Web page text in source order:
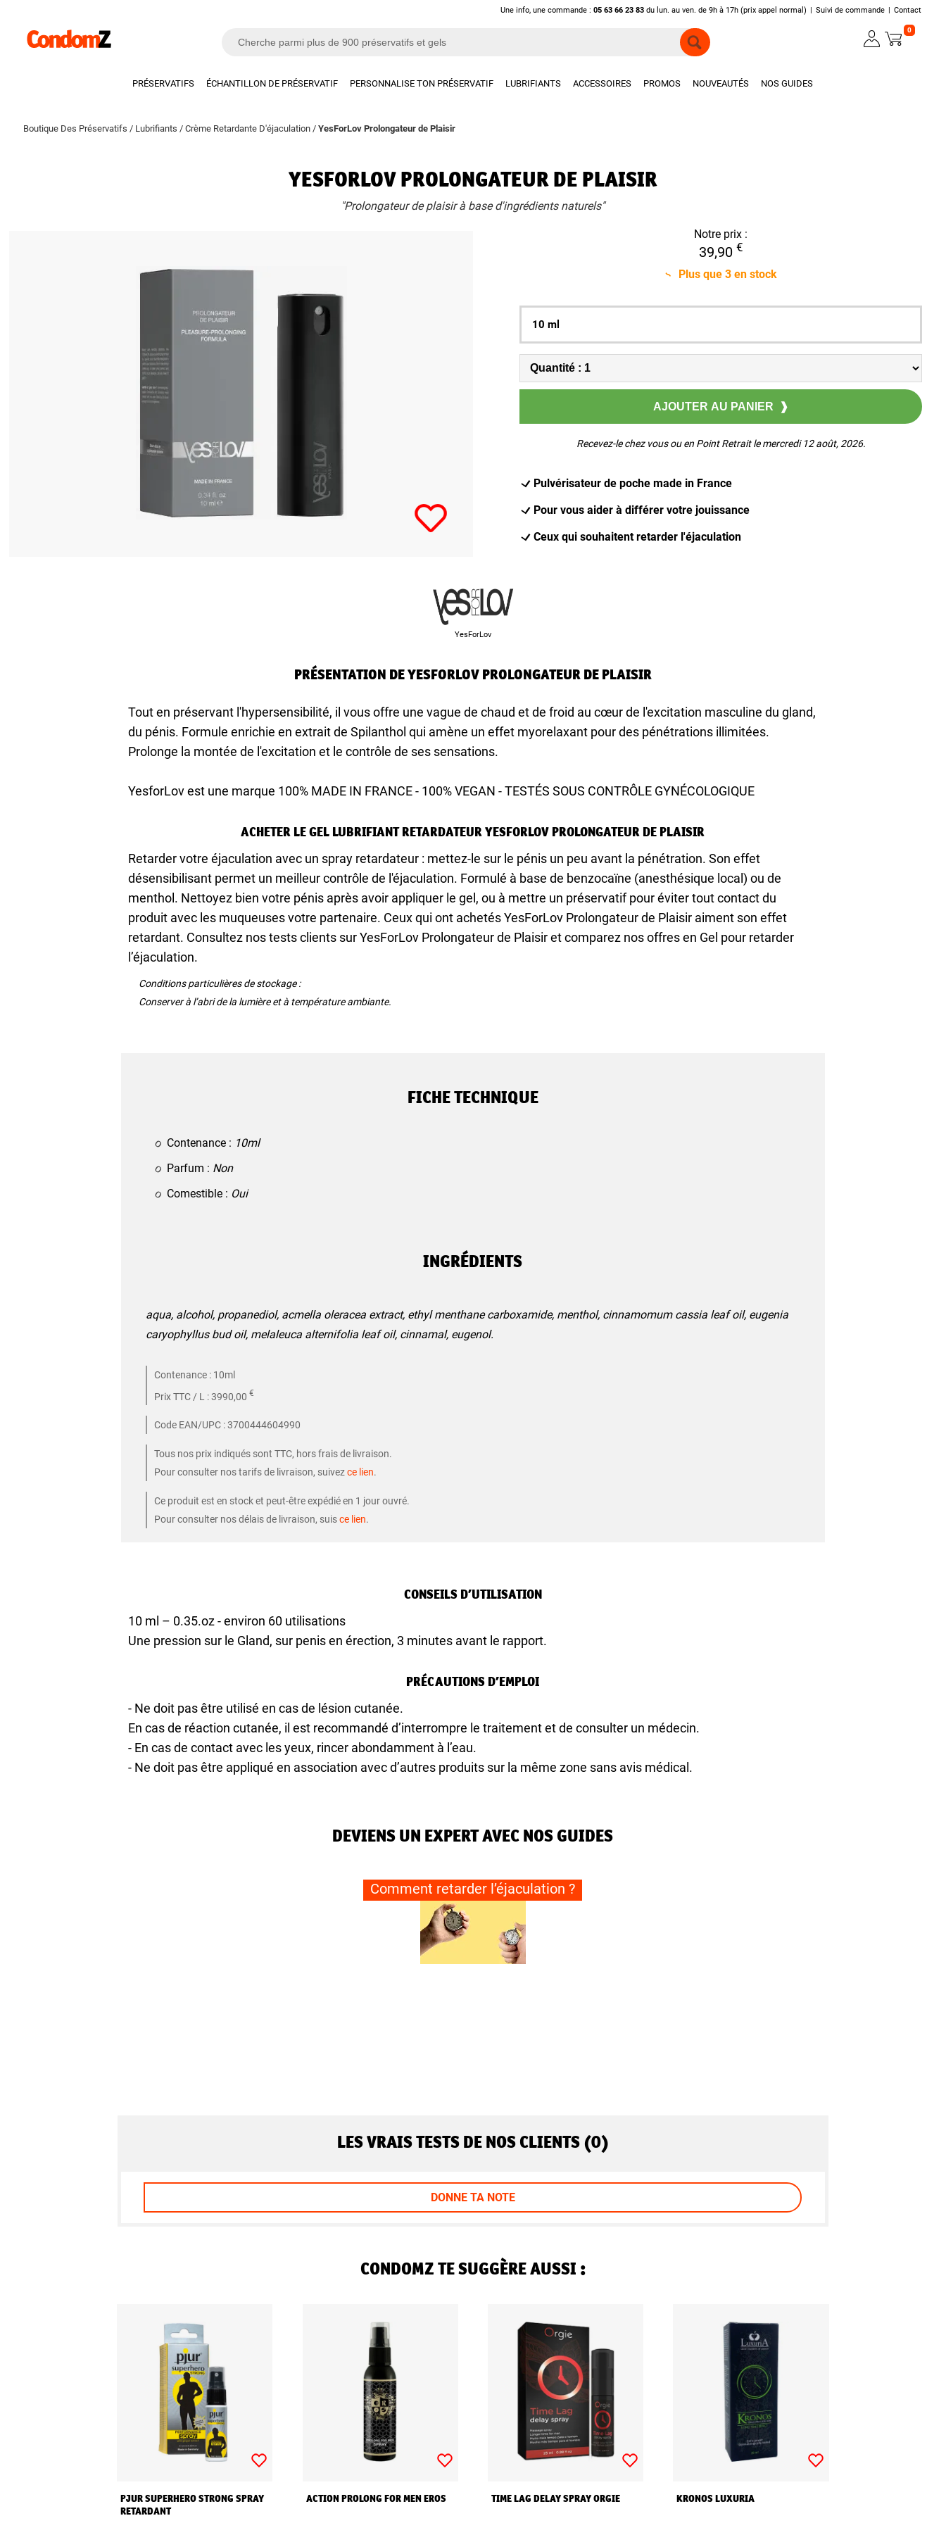
Une info, une commande :05 63 66 23 83 du lun. au ven. de 9h à 17h (prix appel normal) | Suivi de commande | Contact
0
PRÉSERVATIFS ÉCHANTILLON DE PRÉSERVATIF PERSONNALISE TON PRÉSERVATIF LUBRIFIANTS ACCESSOIRES PROMOS NOUVEAUTÉS NOS GUIDES
Boutique Des Préservatifs/ Lubrifiants /Crème Retardante D'éjaculation/YesForLov Prolongateur de Plaisir
YESFORLOV PROLONGATEUR DE PLAISIR
"Prolongateur de plaisir à base d'ingrédients naturels"
Notre prix :
39,90 €
Plus que 3en stock
10 ml
Recevez-le chez vous ou en Point Retrait le mercredi 12 août, 2026.
Pulvérisateur de poche made in France
Pour vous aider à différer votre jouissance
Ceux qui souhaitent retarder l'éjaculation
YesForLov
PRÉSENTATION DE YESFORLOV PROLONGATEUR DE PLAISIR
Tout en préservant l'hypersensibilité, il vous offre une vague de chaud et de froid au cœur de l'excitation masculine du gland,
du pénis. Formule enrichie en extrait de Spilanthol qui amène un effet myorelaxant pour des pénétrations illimitées.
Prolonge la montée de l'excitation et le contrôle de ses sensations.
YesforLov est une marque 100% MADE IN FRANCE - 100% VEGAN - TESTÉS SOUS CONTRÔLE GYNÉCOLOGIQUE
ACHETER LE GEL LUBRIFIANT RETARDATEUR YESFORLOV PROLONGATEUR DE PLAISIR
Retarder votre éjaculation avec un spray retardateur : mettez-le sur le pénis un peu avant la pénétration. Son effet
désensibilisant permet un meilleur contrôle de l'éjaculation. Formulé à base de benzocaïne (anesthésique local) ou de
menthol. Nettoyez bien votre pénis après avoir appliquer le gel, ou à mettre un préservatif pour éviter tout contact du
produit avec les muqueuses votre partenaire. Ceux qui ont achetés YesForLov Prolongateur de Plaisir aiment son effet
retardant. Consultez nos tests clients sur YesForLov Prolongateur de Plaisir et comparez nos offres en Gel pour retarder
l’éjaculation.
Conditions particulières de stockage :
Conserver à l’abri de la lumière et à température ambiante.
FICHE TECHNIQUE
Contenance : 10ml
Parfum : Non
Comestible : Oui
INGRÉDIENTS
aqua, alcohol, propanediol, acmella oleracea extract, ethyl menthane carboxamide, menthol, cinnamomum cassia leaf oil, eugenia
caryophyllus bud oil, melaleuca alternifolia leaf oil, cinnamal, eugenol.
Contenance : 10ml
Prix TTC / L : 3990,00 €
Code EAN/UPC : 3700444604990
Tous nos prix indiqués sont TTC, hors frais de livraison.
Pour consulter nos tarifs de livraison, suivezce lien.
Ce produit est en stock et peut-être expédié en 1 jour ouvré.
Pour consulter nos délais de livraison, suisce lien.
CONSEILS D’UTILISATION
10 ml – 0.35.oz - environ 60 utilisations
Une pression sur le Gland, sur penis en érection, 3 minutes avant le rapport.
PRÉCAUTIONS D’EMPLOI
- Ne doit pas être utilisé en cas de lésion cutanée.
En cas de réaction cutanée, il est recommandé d’interrompre le traitement et de consulter un médecin.
- En cas de contact avec les yeux, rincer abondamment à l’eau.
- Ne doit pas être appliqué en association avec d’autres produits sur la même zone sans avis médical.
DEVIENS UN EXPERT AVEC NOS GUIDES
Comment retarder l’éjaculation ?
LES VRAIS TESTS DE NOS CLIENTS (0)
DONNE TA NOTE
CONDOMZ TE SUGGÈRE AUSSI :
PJUR SUPERHERO STRONG SPRAY
RETARDANT
ACTION PROLONG FOR MEN EROS TIME LAG DELAY SPRAY ORGIE KRONOS LUXURIA